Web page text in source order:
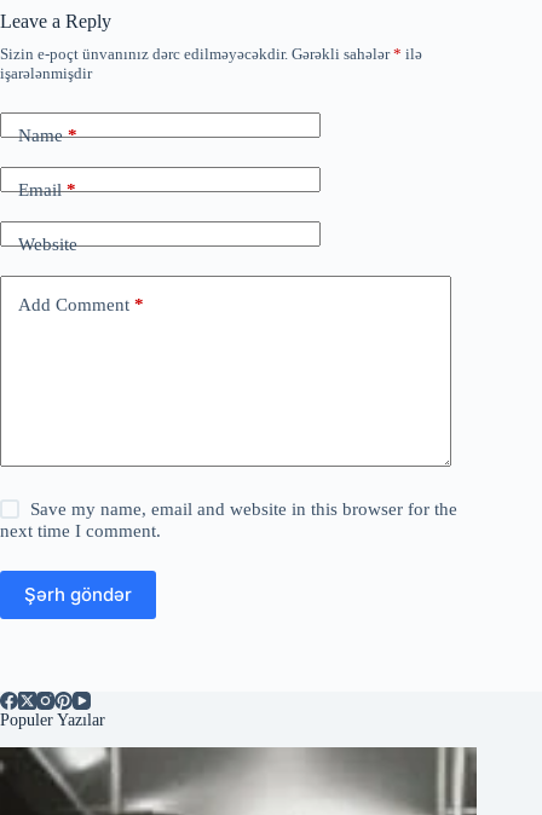
Leave a Reply
Sizin e-poçt ünvanınız dərc edilməyəcəkdir. Gərəkli sahələr* ilə
işarələnmişdir
Name*
Email*
Website
Add Comment *
Save my name, email and website in this browser for the
next time I comment.
Şərh göndər
Populer Yazılar